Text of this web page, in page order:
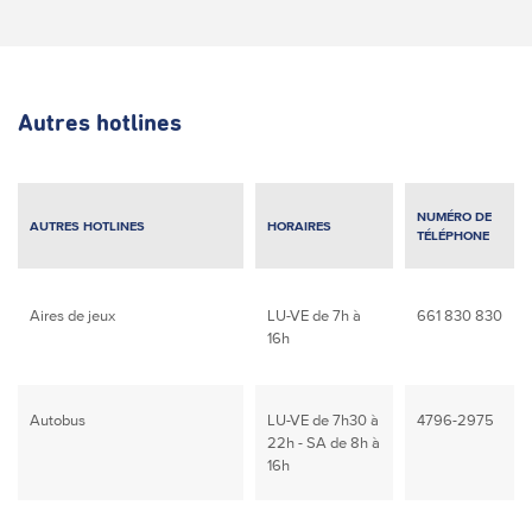
Autres hotlines
AUTRES HOTLINES HORAIRES
NUMÉRO DE
TÉLÉPHONE
Aires de jeux
LU-VE de 7h à
16h
661 830 830
Autobus
LU-VE de 7h30 à
22h - SA de 8h à
16h
4796-2975